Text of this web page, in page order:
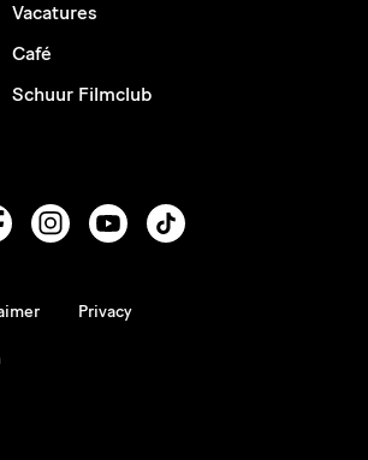
Vacatures
Café
Schuur Filmclub
Privacy